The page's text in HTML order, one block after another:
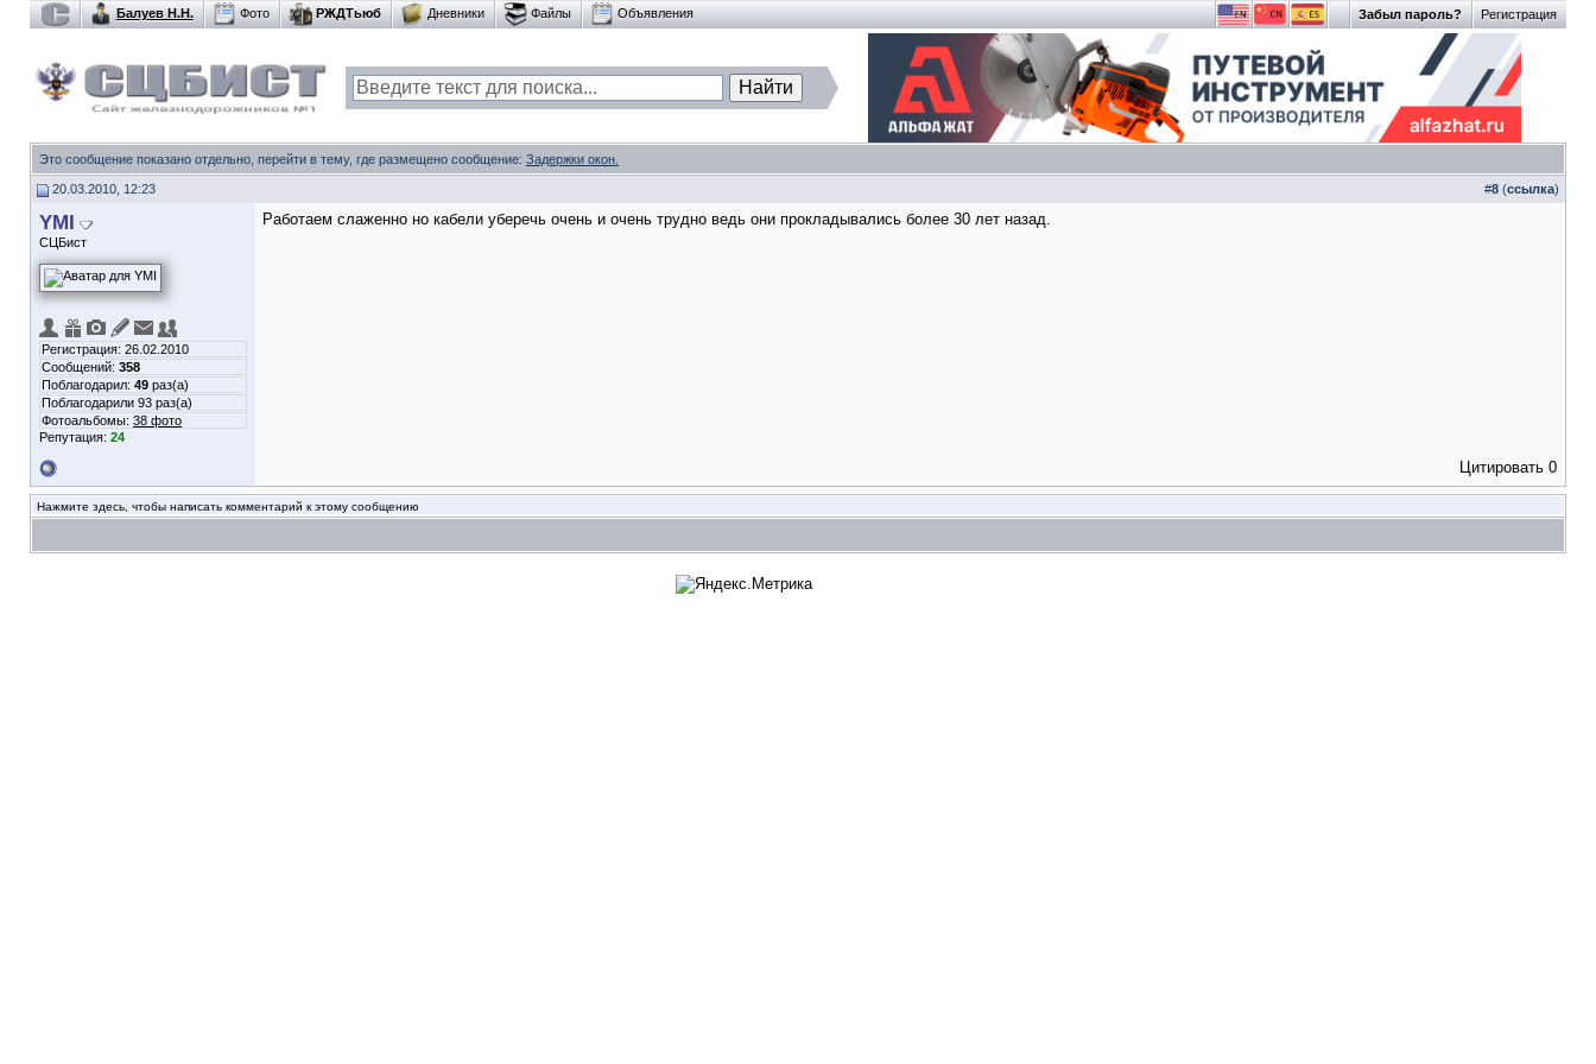
Регистрация
Забыл пароль?
Балуев Н.Н. Фото РЖДТьюб Дневники Файлы Объявления
Это сообщение показано отдельно, перейти в тему, где размещено сообщение: Задержки окон.
20.03.2010, 12:23 #8 (ссылка)
YMI
СЦБист
Регистрация: 26.02.2010
Сообщений: 358
Поблагодарил: 49 раз(а)
Поблагодарили 93 раз(а)
Фотоальбомы: 38 фото
Репутация: 24
Работаем слаженно но кабели уберечь очень и очень трудно ведь они прокладывались более 30 лет назад.
Цитировать 0
Нажмите здесь, чтобы написать комментарий к этому сообщению